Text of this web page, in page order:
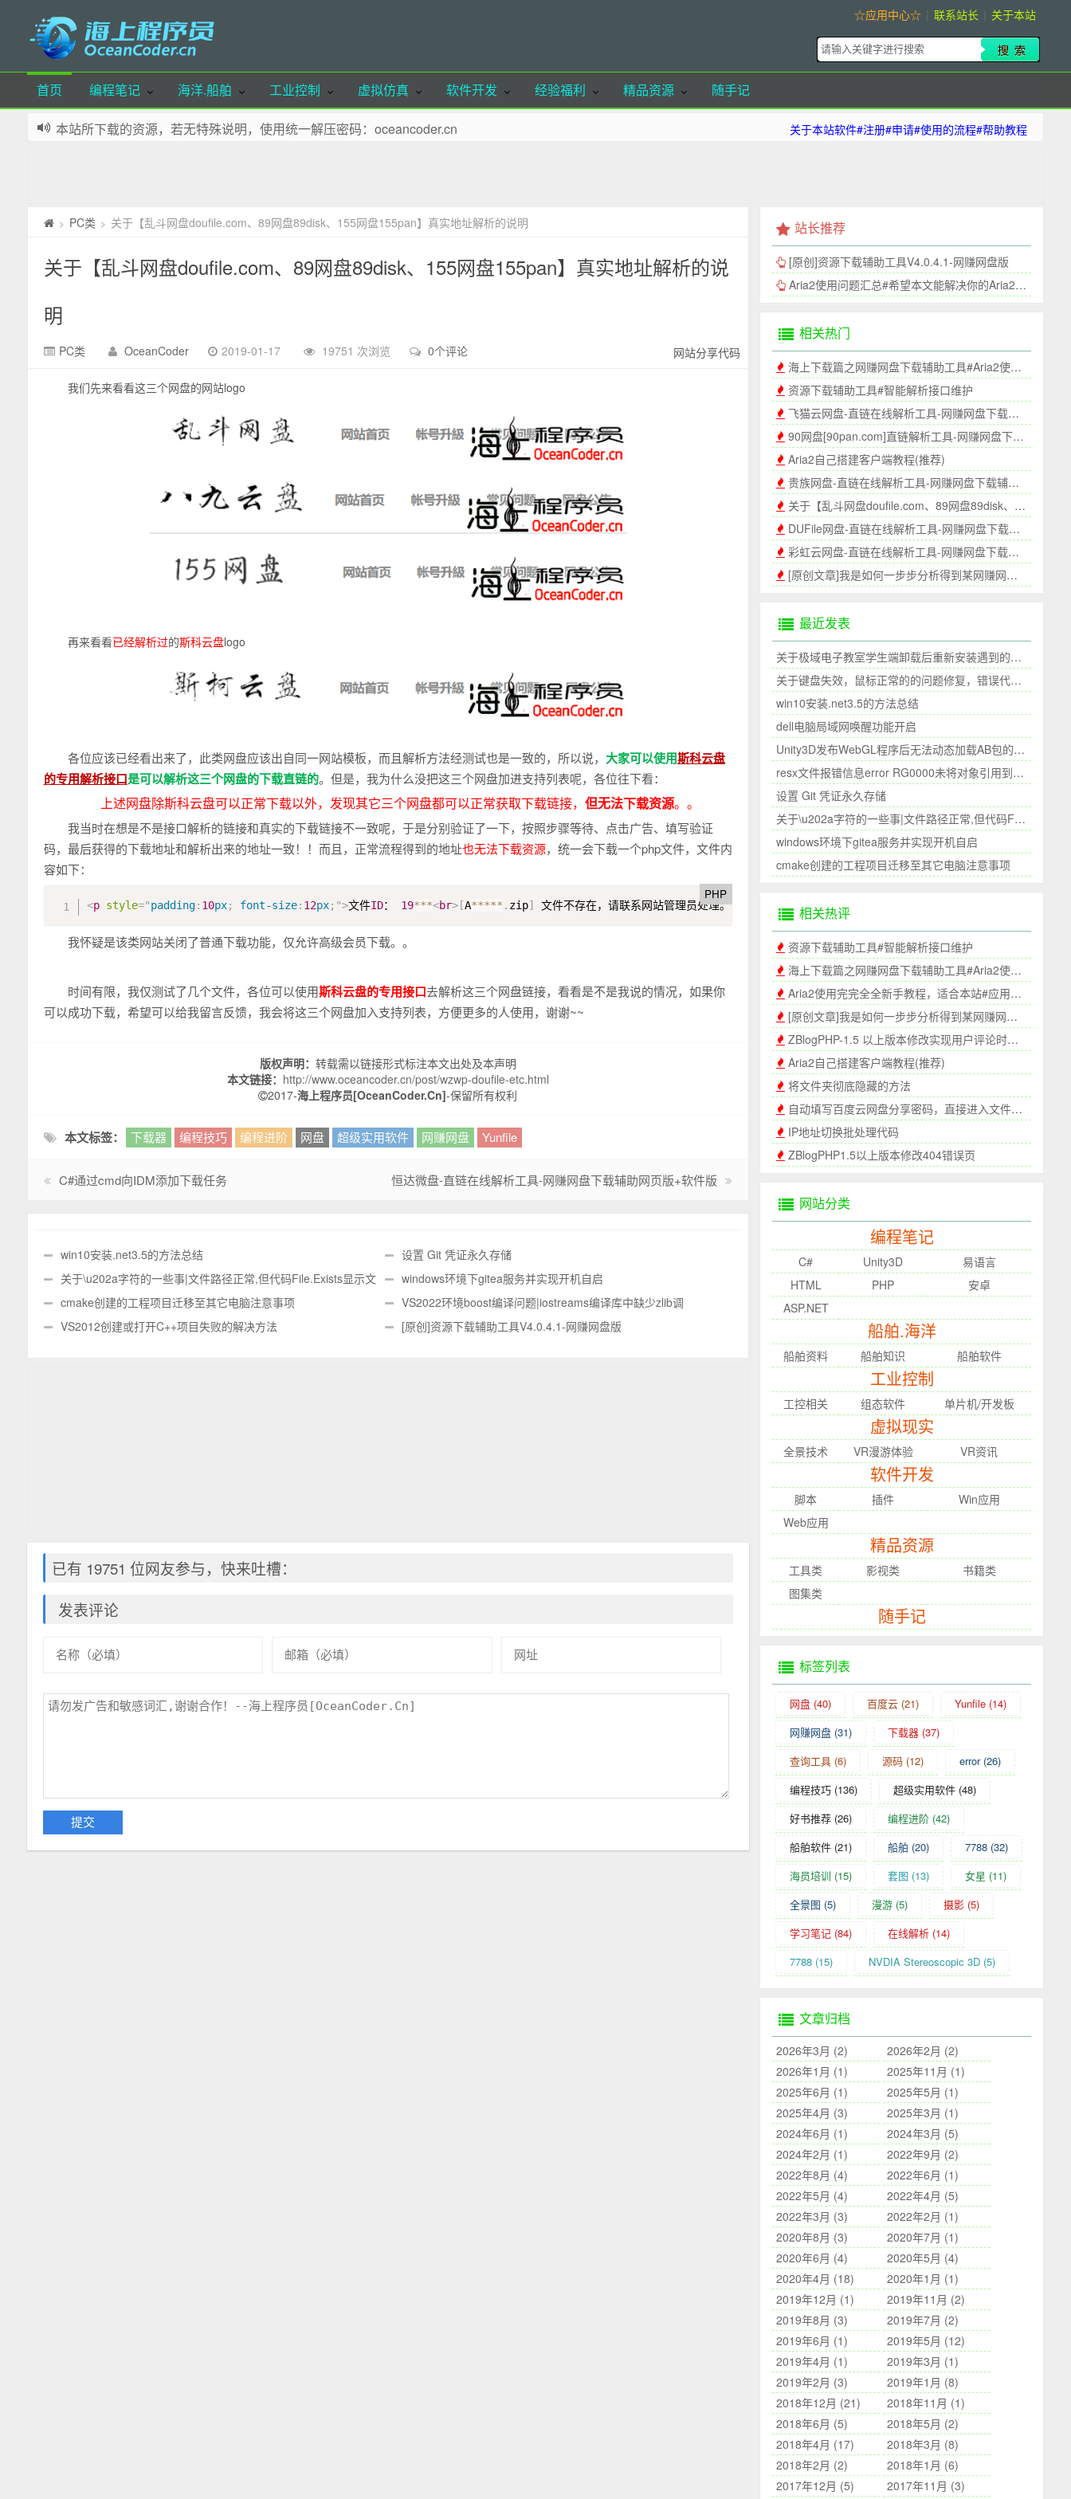
☆应用中心☆ 联系站长 关于本站
首页 编程笔记 海洋.船舶 工业控制 虚拟仿真 软件开发 经验福利 精品资源 随手记
关于本站软件#注册#申请#使用的流程#帮助教程
本站所下载的资源，若无特殊说明，使用统一解压密码：oceancoder.cn
本站所有文章，除特殊标明外，皆为本人原创，转载请注明出处，谢谢合作！
> PC类 > 关于【乱斗网盘doufile.com、89网盘89disk、155网盘155pan】真实地址解析的说明
关于【乱斗网盘doufile.com、89网盘89disk、155网盘155pan】真实地址解析的说
明
PC类 OceanCoder 2019-01-17 19751 次浏览 0个评论 网站分享代码
我们先来看看这三个网盘的网站logo
再来看看已经解析过的斯科云盘logo
各位应该已经看出来了，此类网盘应该出自同一网站模板，而且解析方法经测试也是一致的，所以说， 大家可以使用斯科云盘
的专用解析接口是可以解析这三个网盘的下载直链的。但是，我为什么没把这三个网盘加进支持列表呢，各位往下看：
上述网盘除斯科云盘可以正常下载以外，发现其它三个网盘都可以正常获取下载链接， 但无法下载资源。。
我当时在想是不是接口解析的链接和真实的下载链接不一致呢，于是分别验证了一下，按照步骤等待、点击广告、填写验证
码，最后获得的下载地址和解析出来的地址一致！！而且，正常流程得到的地址也无法下载资源，统一会下载一个php文件，文件内
容如下：
PHP
<p style="padding: 10px; font-size: 12px; ">文件ID： 19***<br>[A***** . zip] 文件不存在，请联系网站管理员处理。< 联系方式：support@155pan
我怀疑是该类网站关闭了普通下载功能，仅允许高级会员下载。。
时间有限，我仅测试了几个文件，各位可以使用斯科云盘的专用接口去解析这三个网盘链接，看看是不是我说的情况，如果你
可以成功下载，希望可以给我留言反馈，我会将这三个网盘加入支持列表，方便更多的人使用，谢谢~~
版权声明： 转载需以链接形式标注本文出处及本声明
本文链接： http://www.oceancoder.cn/post/wzwp-doufile-etc.html
2017-海上程序员[OceanCoder.Cn]-保留所有权利
本文标签： 下载器 编程技巧 编程进阶 网盘 超级实用软件 网赚网盘 Yunfile
C#通过cmd向IDM添加下载任务 恒达微盘-直链在线解析工具-网赚网盘下载辅助网页版+软件版
win10安装.net3.5的方法总结
设置 Git 凭证永久存储
关于\u202a字符的一些事|文件路径正常,但代码File.Exists显示文
件不存在|复制的文件路径和手写的路径不一致
windows环境下gitea服务并实现开机自启
cmake创建的工程项目迁移至其它电脑注意事项
VS2022环境boost编译问题|iostreams编译库中缺少zlib调
用|LNK2001无法解析的外部符号 "int const
VS2012创建或打开C++项目失败的解决方法 [原创]资源下载辅助工具V4.0.4.1-网赚网盘版
已有 19751 位网友参与，快来吐槽：
发表评论
站长推荐
[原创]资源下载辅助工具V4.0.4.1-网赚网盘版
Aria2使用问题汇总#希望本文能解决你的Aria2连接问题
相关热门
海上下载篇之网赚网盘下载辅助工具#Aria2使用帮助
资源下载辅助工具#智能解析接口维护
飞猫云网盘-直链在线解析工具-网赚网盘下载辅助网页版-在线解析
90网盘[90pan.com]直链解析工具-网赚网盘下载辅助
Aria2自己搭建客户端教程(推荐)
贵族网盘-直链在线解析工具-网赚网盘下载辅助网页版-在线解析
关于【乱斗网盘doufile.com、89网盘89disk、155网盘155pan】真实地址解析的说明
DUFile网盘-直链在线解析工具-网赚网盘下载辅助网页版-在线解析
彩虹云网盘-直链在线解析工具-网赚网盘下载辅助网页版-在线解析
[原创文章]我是如何一步步分析得到某网赚网盘直链地址的
最近发表
关于极域电子教室学生端卸载后重新安装遇到的问题
关于键盘失效，鼠标正常的的问题修复，错误代码39
win10安装.net3.5的方法总结
dell电脑局域网唤醒功能开启
Unity3D发布WebGL程序后无法动态加载AB包的问题
resx文件报错信息error RG0000未将对象引用到设置的实例||未能加载文件或程序集
设置 Git 凭证永久存储
关于\u202a字符的一些事|文件路径正常,但代码File.Exists显示文件不存在|复制的文件路径和手写的路径不一致
windows环境下gitea服务并实现开机自启
cmake创建的工程项目迁移至其它电脑注意事项
相关热评
资源下载辅助工具#智能解析接口维护
海上下载篇之网赚网盘下载辅助工具#Aria2使用帮助
Aria2使用完完全全新手教程，适合本站#应用中心#《网赚网盘辅助工具网页版》程序
[原创文章]我是如何一步步分析得到某网赚网盘直链地址的
ZBlogPHP-1.5 以上版本修改实现用户评论时必填邮箱的功能
Aria2自己搭建客户端教程(推荐)
将文件夹彻底隐藏的方法
自动填写百度云网盘分享密码，直接进入文件界面，告别复制粘贴
IP地址切换批处理代码
ZBlogPHP1.5以上版本修改404错误页
网站分类
编程笔记
C# Unity3D
易语言
HTML
PHP
安卓
ASP.NET
船舶.海洋
船舶资料 船舶知识 船舶软件
工业控制
工控相关 组态软件 单片机/开发板
虚拟现实
全景技术 VR漫游体验 VR资讯
软件开发
脚本 插件
Win应用
Web应用
精品资源
工具类 影视类
书籍类
图集类
随手记
标签列表
网盘(40) 百度云(21) Yunfile(14)
网赚网盘(31) 下载器(37)
查询工具(6) 源码(12) error(26)
编程技巧(136) 超级实用软件(48)
好书推荐(26) 编程进阶(42)
船舶软件(21) 船舶 (20) 7788(32)
海员培训 (15) 套图 (13) 女星 (11)
全景图 (5) 漫游(5) 摄影(5)
学习笔记(84) 在线解析(14)
7788(15) NVDIA Stereoscopic 3D(5)
文章归档
2026年3月 (2)
2026年2月 (2)
2026年1月 (1)
2025年11月 (1)
2025年6月 (1)
2025年5月 (1)
2025年4月 (3)
2025年3月 (1)
2024年6月 (1)
2024年3月 (5)
2024年2月 (1)
2022年9月 (2)
2022年8月 (4)
2022年6月 (1)
2022年5月 (4)
2022年4月 (5)
2022年3月 (3)
2022年2月 (1)
2020年8月 (3)
2020年7月 (1)
2020年6月 (4)
2020年5月 (4)
2020年4月 (18)
2020年1月 (1)
2019年12月 (1)
2019年11月 (2)
2019年8月 (3)
2019年7月 (2)
2019年6月 (1)
2019年5月 (12)
2019年4月 (1)
2019年3月 (1)
2019年2月 (3)
2019年1月 (8)
2018年12月 (21)
2018年11月 (1)
2018年6月 (5)
2018年5月 (2)
2018年4月 (17)
2018年3月 (8)
2018年2月 (2)
2018年1月 (6)
2017年12月 (5)
2017年11月 (3)